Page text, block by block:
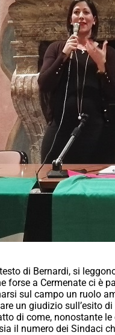
di Bernardi, si
forse a Cermenate ci è
sul campo un ruolo
un giudizio sull’esito
di come, nonostante
il numero dei Sindaci